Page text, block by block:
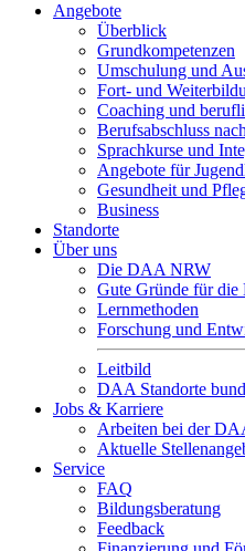
Angebote
Überblick
Grundkompetenzen
Umschulung und
Fort- und
Coaching und
Berufsabschluss
Sprachkurse und
Angebote für
Gesundheit und
Business
Standorte
Über uns
Die DAA NRW
Gute Gründe für
Lernmethoden
Forschung und
Leitbild
DAA Standorte
Jobs & Karriere
Arbeiten bei der
Aktuelle
Service
FAQ
Bildungsberatung
Feedback